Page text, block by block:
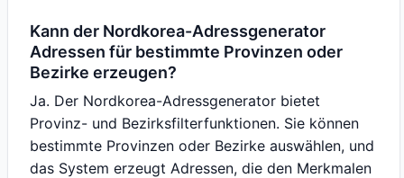
Kann der Nordkorea-Adressgenerator
Adressen für bestimmte Provinzen oder
Bezirke erzeugen?
Ja. Der Nordkorea-Adressgenerator bietet
Provinz- und Bezirksfilterfunktionen. Sie können
bestimmte Provinzen oder Bezirke auswählen, und
das System erzeugt Adressen, die den Merkmalen